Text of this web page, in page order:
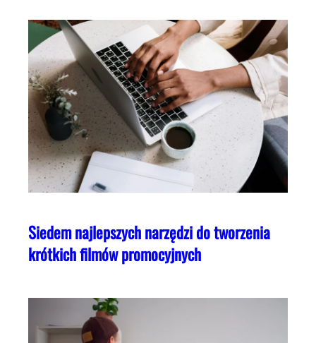
Siedem najlepszych narzędzi do tworzenia
krótkich filmów promocyjnych